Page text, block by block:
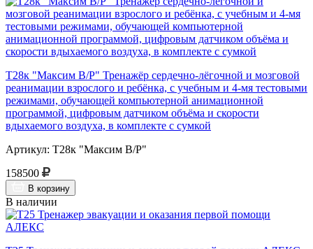
Т28к "Максим В/Р" Тренажёр сердечно-лёгочной и мозговой
реанимации взрослого и ребёнка, с учебным и 4-мя тестовыми
режимами, обучающей компьютерной анимационной
программой, цифровым датчиком объёма и скорости
вдыхаемого воздуха, в комплекте с сумкой
Артикул: Т28к "Максим В/Р"
158500
В корзину
В наличии